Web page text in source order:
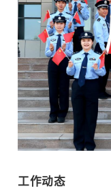
工作动态